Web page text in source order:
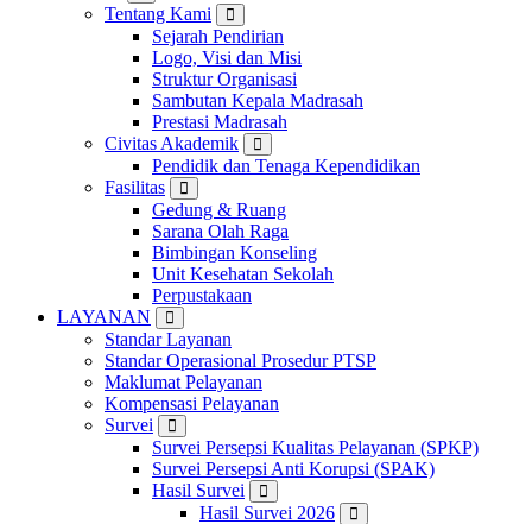
Tentang Kami
Sejarah Pendirian
Logo, Visi dan Misi
Struktur Organisasi
Sambutan Kepala Madrasah
Prestasi Madrasah
Civitas Akademik
Pendidik dan Tenaga Kependidikan
Fasilitas
Gedung & Ruang
Sarana Olah Raga
Bimbingan Konseling
Unit Kesehatan Sekolah
Perpustakaan
LAYANAN
Standar Layanan
Standar Operasional Prosedur PTSP
Maklumat Pelayanan
Kompensasi Pelayanan
Survei
Survei Persepsi Kualitas Pelayanan (SPKP)
Survei Persepsi Anti Korupsi (SPAK)
Hasil Survei
Hasil Survei 2026